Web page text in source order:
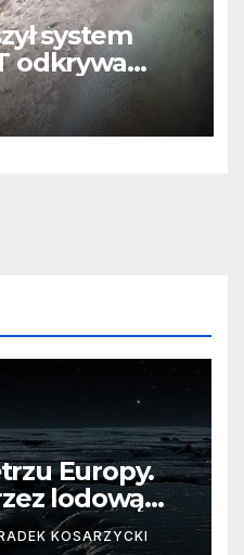
system
odkrywa
katastrofy i
Europy.
lodową
KOSARZYCKI